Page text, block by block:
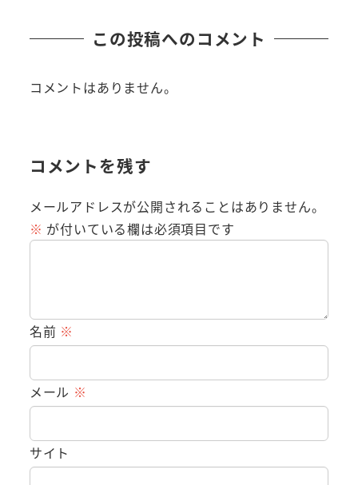
この投稿へのコメント
コメントはありません。
コメントを残す
メールアドレスが公開されることはありません。
※ が付いている欄は必須項目です
名前 ※
メール ※
サイト